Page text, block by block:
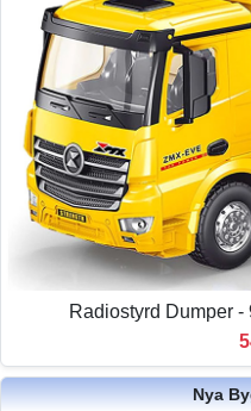
Radiostyrd Dumper -
Nya